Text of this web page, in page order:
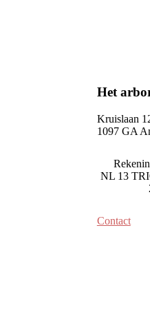
Het
Kruislaan
1097 GA
NL 13
Contact